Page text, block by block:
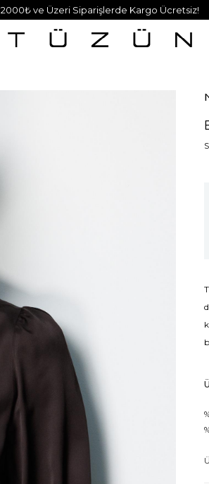
2000₺ ve Üzeri Siparişlerde Kargo Ücretsiz!